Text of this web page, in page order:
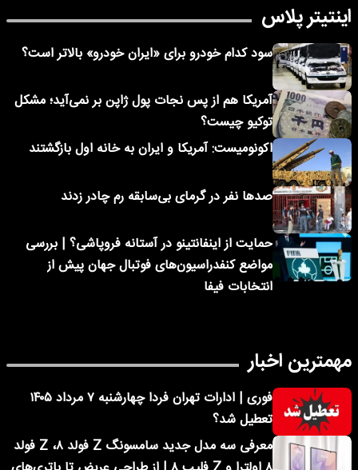
اینتیتر پلاس
سود کدام خودرو برای «ایران خودرو» بالاتر است؟
آمریکا هم از پس نجات پول ژاپن بر نمی‌آید؛ مشکل
توکیو چیست؟
اکونومیست: آمریکا و ایران به خانه اول بازگشتند
صدها نفر در گرمای بی‌سابقه رم چادر زدند
حمایت از اینفانتینو در آستانه فروپاشی؟ | بررسی
مواضع کنفدراسیون‌های فوتبال جهان پیش از
انتخابات فیفا
مهمترین اخبار
فوری | ادارات تهران فردا چهارشنبه ۷ مرداد ۱۴۰۵
تعطیل شد؟
معرفی سه مدل جدید سامسونگ Z فولد ۸، Z فولد